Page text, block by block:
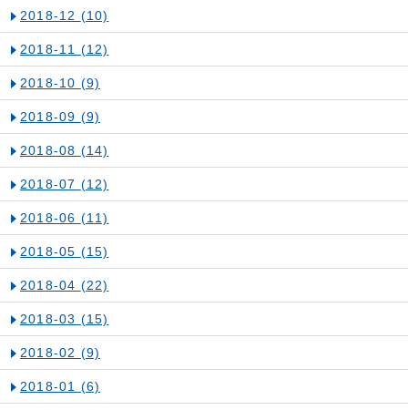
2018-12 (10)
2018-11 (12)
2018-10 (9)
2018-09 (9)
2018-08 (14)
2018-07 (12)
2018-06 (11)
2018-05 (15)
2018-04 (22)
2018-03 (15)
2018-02 (9)
2018-01 (6)